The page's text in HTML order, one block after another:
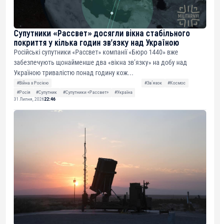
Супутники «Рассвет» досягли вікна стабільного
покриття у кілька годин зв’язку над Україною
Російські супутники «Рассвет» компанії «Бюро 1440» вже
забезпечують щонайменше два «вікна зв’язку» на добу над
Україною тривалістю понад годину кож...
#Війна з Росією #Звʼязок
#Космос
#Росія
#Супутник #Супутники «Рассвет»
#Україна
31 Липня, 202622:46